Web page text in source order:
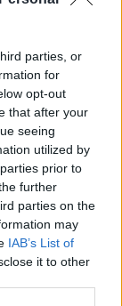
parties, or
for
opt-out
that after your
seeing
utilized by
prior to
further
parties on the
may
IAB’s List of
it to other
ore
fari sono in
la spesa
euro. Per
super
.